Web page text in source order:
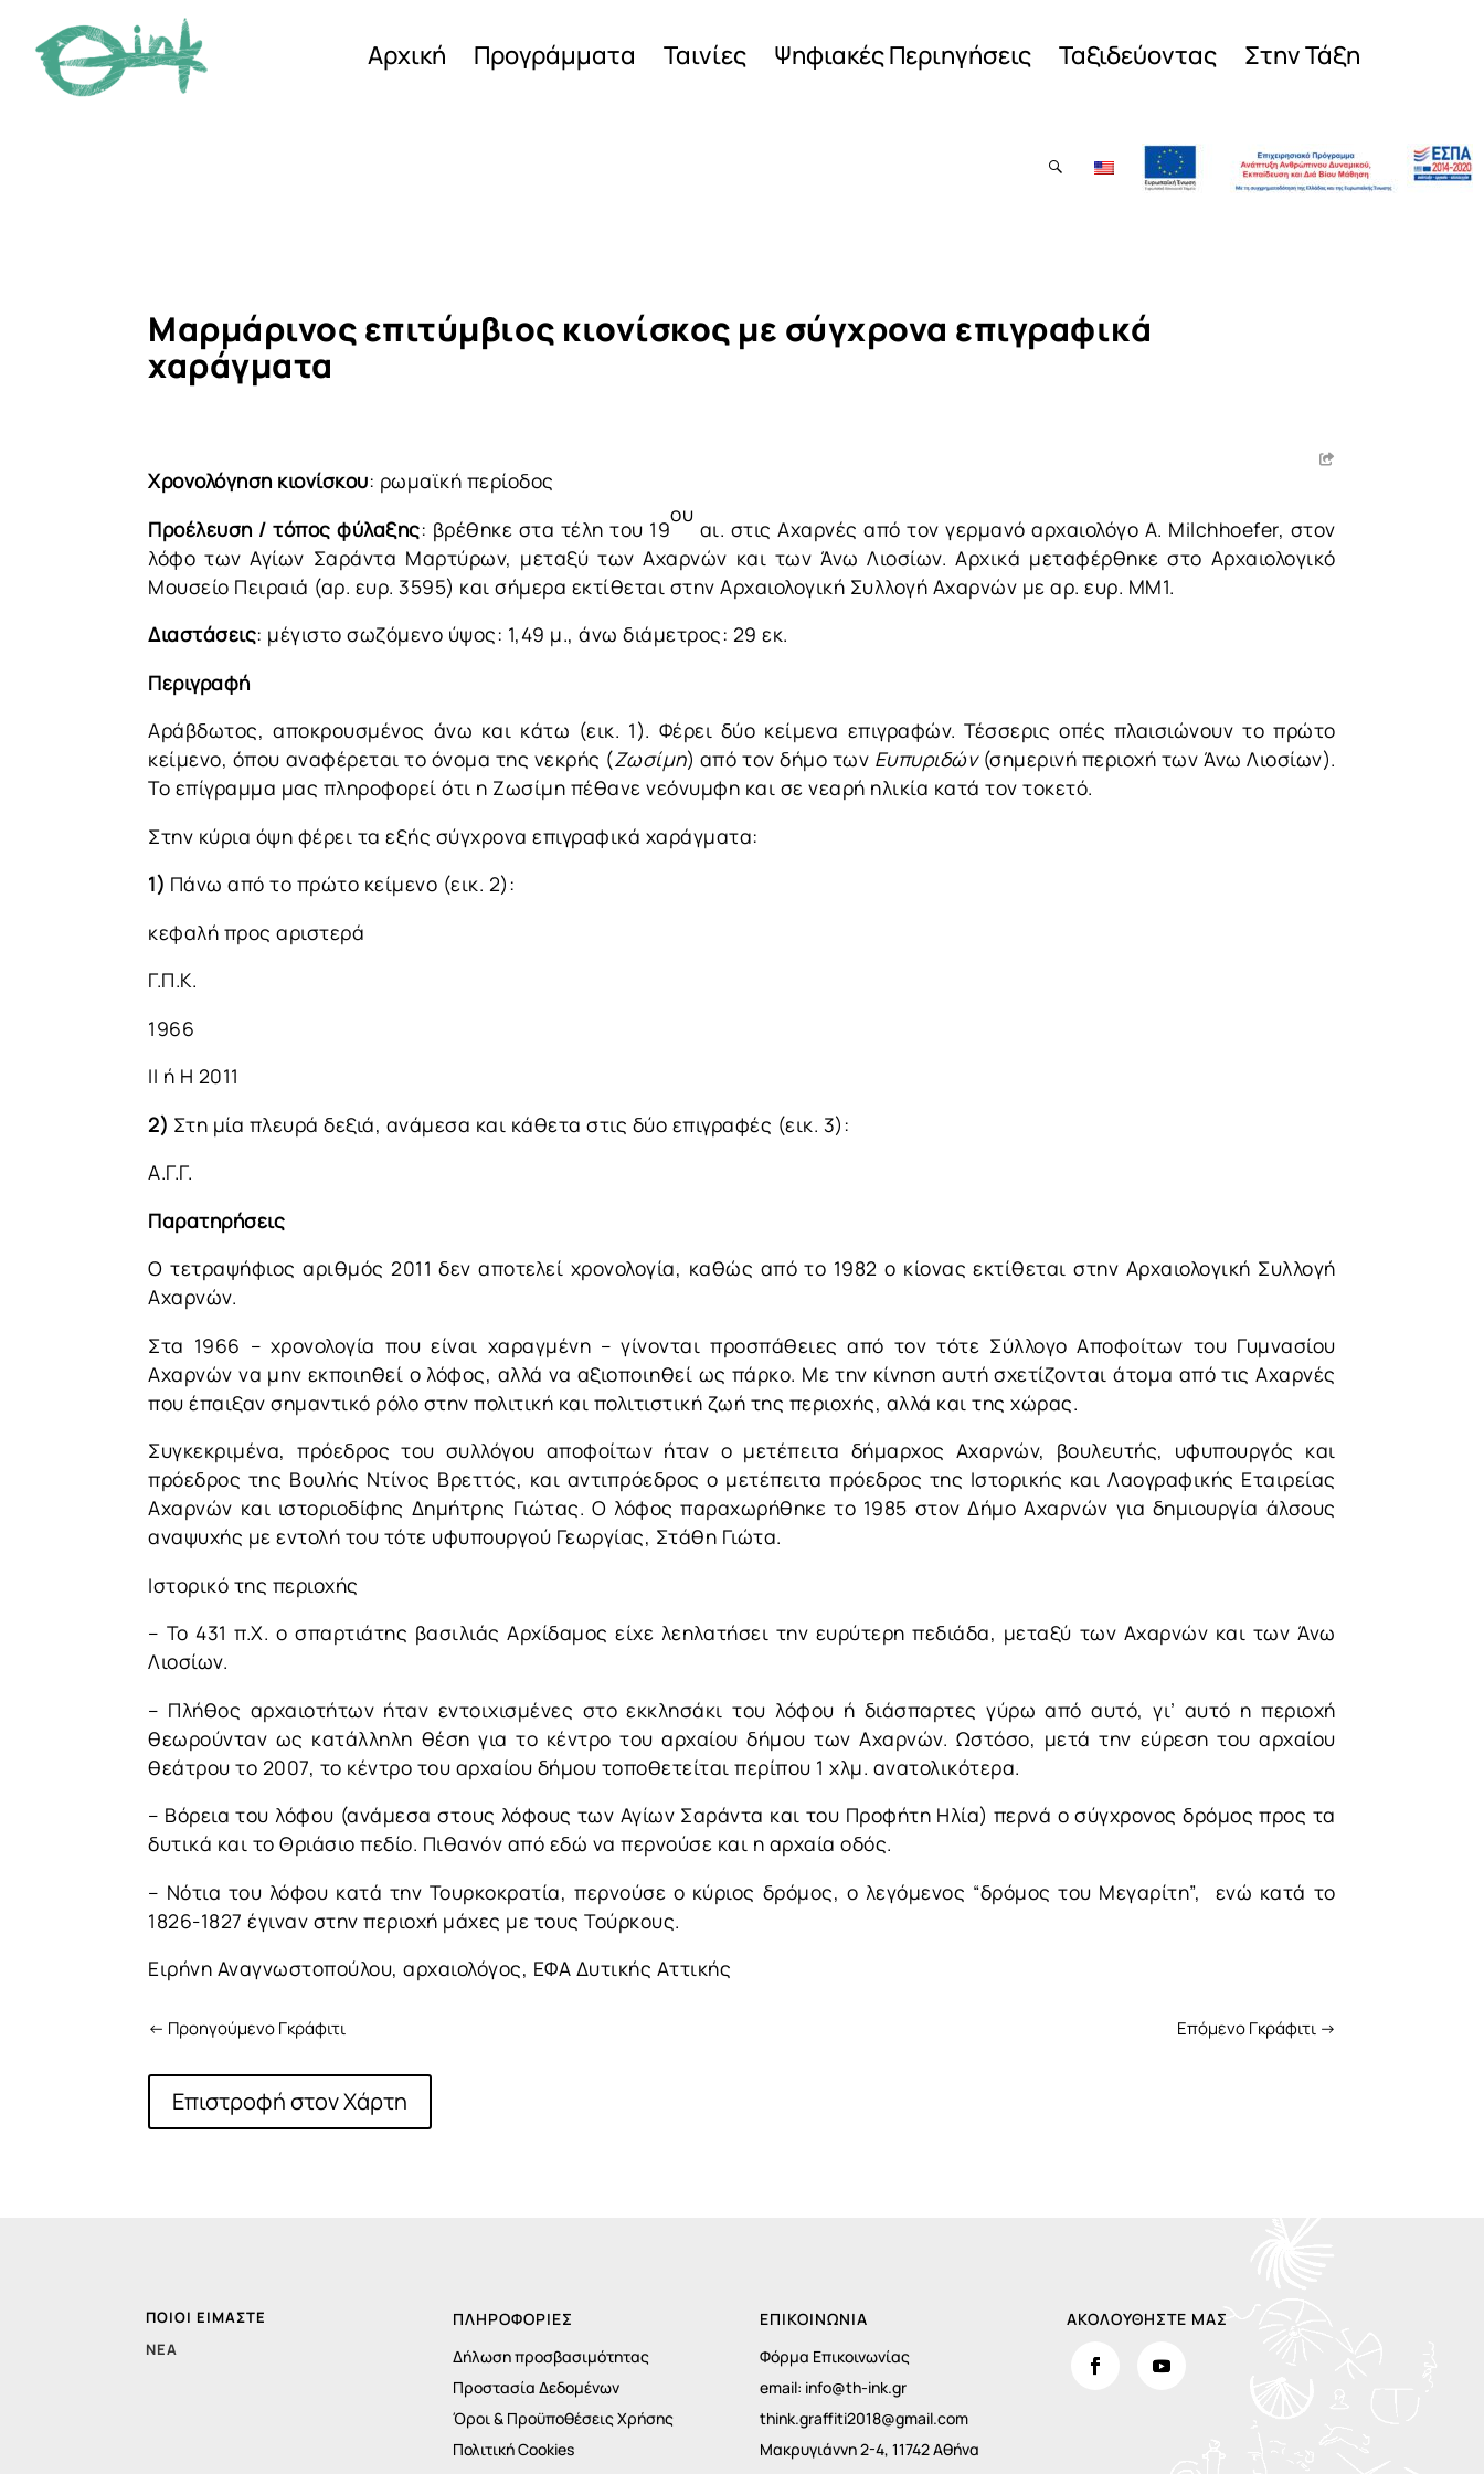
Αρχική Προγράμματα Ταινίες Ψηφιακές Περιηγήσεις Ταξιδεύοντας Στην Τάξη
Μαρμάρινος επιτύμβιος κιονίσκος με σύγχρονα επιγραφικά
χαράγματα
Χρονολόγηση κιονίσκου: ρωμαϊκή περίοδος
Προέλευση / τόπος φύλαξης: βρέθηκε στα τέλη του 19
ου
αι. στις Αχαρνές από τον γερμανό αρχαιολόγο Α. Milchhoefer, στον
λόφο των Αγίων Σαράντα Μαρτύρων, μεταξύ των Αχαρνών και των Άνω Λιοσίων. Αρχικά μεταφέρθηκε στο Αρχαιολογικό
Μουσείο Πειραιά (αρ. ευρ. 3595) και σήμερα εκτίθεται στην Αρχαιολογική Συλλογή Αχαρνών με αρ. ευρ. ΜΜ1.
Διαστάσεις: μέγιστο σωζόμενο ύψος: 1,49 μ., άνω διάμετρος: 29 εκ.
Περιγραφή
Αράβδωτος, αποκρουσμένος άνω και κάτω (εικ. 1). Φέρει δύο κείμενα επιγραφών. Τέσσερις οπές πλαισιώνουν το πρώτο
κείμενο, όπου αναφέρεται το όνομα της νεκρής (Ζωσίμη) από τον δήμο των Ευπυριδών(σημερινή περιοχή των Άνω Λιοσίων).
Το επίγραμμα μας πληροφορεί ότι η Ζωσίμη πέθανε νεόνυμφη και σε νεαρή ηλικία κατά τον τοκετό.
Στην κύρια όψη φέρει τα εξής σύγχρονα επιγραφικά χαράγματα:
1) Πάνω από το πρώτο κείμενο (εικ. 2):
κεφαλή προς αριστερά
Γ.Π.Κ.
1966
ΙΙ ή Η 2011
2) Στη μία πλευρά δεξιά, ανάμεσα και κάθετα στις δύο επιγραφές (εικ. 3):
Α.Γ.Γ.
Παρατηρήσεις
Ο τετραψήφιος αριθμός 2011 δεν αποτελεί χρονολογία, καθώς από το 1982 ο κίονας εκτίθεται στην Αρχαιολογική Συλλογή
Αχαρνών.
Στα 1966 – χρονολογία που είναι χαραγμένη – γίνονται προσπάθειες από τον τότε Σύλλογο Αποφοίτων του Γυμνασίου
Αχαρνών να μην εκποιηθεί ο λόφος, αλλά να αξιοποιηθεί ως πάρκο. Με την κίνηση αυτή σχετίζονται άτομα από τις Αχαρνές
που έπαιξαν σημαντικό ρόλο στην πολιτική και πολιτιστική ζωή της περιοχής, αλλά και της χώρας.
Συγκεκριμένα, πρόεδρος του συλλόγου αποφοίτων ήταν ο μετέπειτα δήμαρχος Αχαρνών, βουλευτής, υφυπουργός και
πρόεδρος της Βουλής Ντίνος Βρεττός, και αντιπρόεδρος ο μετέπειτα πρόεδρος της Ιστορικής και Λαογραφικής Εταιρείας
Αχαρνών και ιστοριοδίφης Δημήτρης Γιώτας. Ο λόφος παραχωρήθηκε το 1985 στον Δήμο Αχαρνών για δημιουργία άλσους
αναψυχής με εντολή του τότε υφυπουργού Γεωργίας, Στάθη Γιώτα.
Ιστορικό της περιοχής
– Το 431 π.Χ. ο σπαρτιάτης βασιλιάς Αρχίδαμος είχε λεηλατήσει την ευρύτερη πεδιάδα, μεταξύ των Αχαρνών και των Άνω
Λιοσίων.
– Πλήθος αρχαιοτήτων ήταν εντοιχισμένες στο εκκλησάκι του λόφου ή διάσπαρτες γύρω από αυτό, γι’ αυτό η περιοχή
θεωρούνταν ως κατάλληλη θέση για το κέντρο του αρχαίου δήμου των Αχαρνών. Ωστόσο, μετά την εύρεση του αρχαίου
θεάτρου το 2007, το κέντρο του αρχαίου δήμου τοποθετείται περίπου 1 χλμ. ανατολικότερα.
– Βόρεια του λόφου (ανάμεσα στους λόφους των Αγίων Σαράντα και του Προφήτη Ηλία) περνά ο σύγχρονος δρόμος προς τα
δυτικά και το Θριάσιο πεδίο. Πιθανόν από εδώ να περνούσε και η αρχαία οδός.
– Νότια του λόφου κατά την Τουρκοκρατία, περνούσε ο κύριος δρόμος, ο λεγόμενος “δρόμος του Μεγαρίτη”, ενώ κατά το
1826-1827 έγιναν στην περιοχή μάχες με τους Τούρκους.
Ειρήνη Αναγνωστοπούλου, αρχαιολόγος, ΕΦΑ Δυτικής Αττικής
← Προηγούμενο Γκράφιτι Επόμενο Γκράφιτι→
Επιστροφή στον Χάρτη
ΠΟΙΟΙ ΕΊΜΑΣΤΕ
ΝΈΑ
ΠΛΗΡΟΦΟΡΊΕΣ
Δήλωση προσβασιμότητας
Προστασία Δεδομένων
Όροι & Προϋποθέσεις Χρήσης
Πολιτική Cookies
ΕΠΙΚΟΙΝΩΝΙΑ
Φόρμα Επικοινωνίας
email: info@th-ink.gr
think.graffiti2018@gmail.com
Μακρυγιάννη 2-4, 11742 Αθήνα
ΑΚΟΛΟΥΘΗΣΤΕ ΜΑΣ